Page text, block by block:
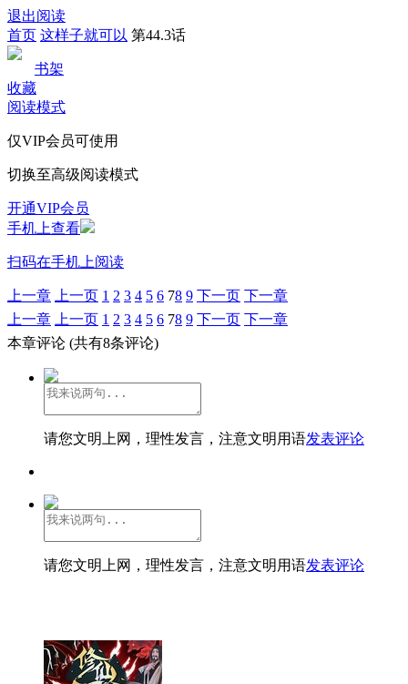
退出阅读
首页 这样子就可以 第44.3话
书架
收藏
阅读模式
仅VIP会员可使用
切换至高级阅读模式
开通VIP会员
手机上查看
扫码在手机上阅读
上一章 上一页 1 2 3 4 5 6 78 9 下一页 下一章
上一章
上一页 1 2 3 4 5 6 78 9 下一页 下一章
本章评论 (共有8条评论)
请您文明上网，理性发言，注意文明用语发表评论
请您文明上网，理性发言，注意文明用语发表评论